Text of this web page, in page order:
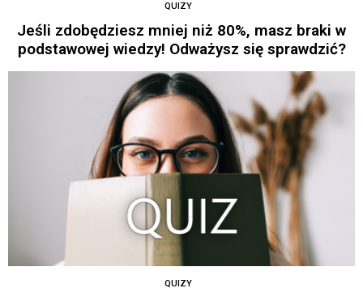
QUIZY
Jeśli zdobędziesz mniej niż 80%, masz braki w
podstawowej wiedzy! Odważysz się sprawdzić?
QUIZY